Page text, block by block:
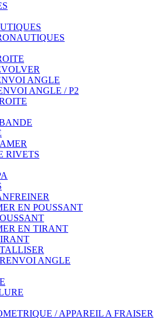
ANGLE
ANGLE / P2
RIVETS
EN POUSSANT
EN TIRANT
ANGLE
/ APPAREIL A FRAISER